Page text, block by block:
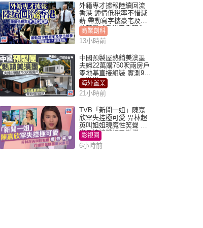
外籍專才據報陸續回流
香港 鍾情低稅率不惜減
薪 帶動寫字樓豪宅及學
位競爭「香港已重現生
機」
商業創科
13小時前
中國預製屋熱銷美澳墨
夫婦22萬購750呎兩房戶
零地基直接組裝 實測9個
月激讚
海外置業
21小時前
TVB「新聞一姐」陳嘉
欣罕失控極可愛 畀林超
英叫姐姐現魔性笑聲 自
嘲是姨姨獲網民激讚
影視圈
6小時前